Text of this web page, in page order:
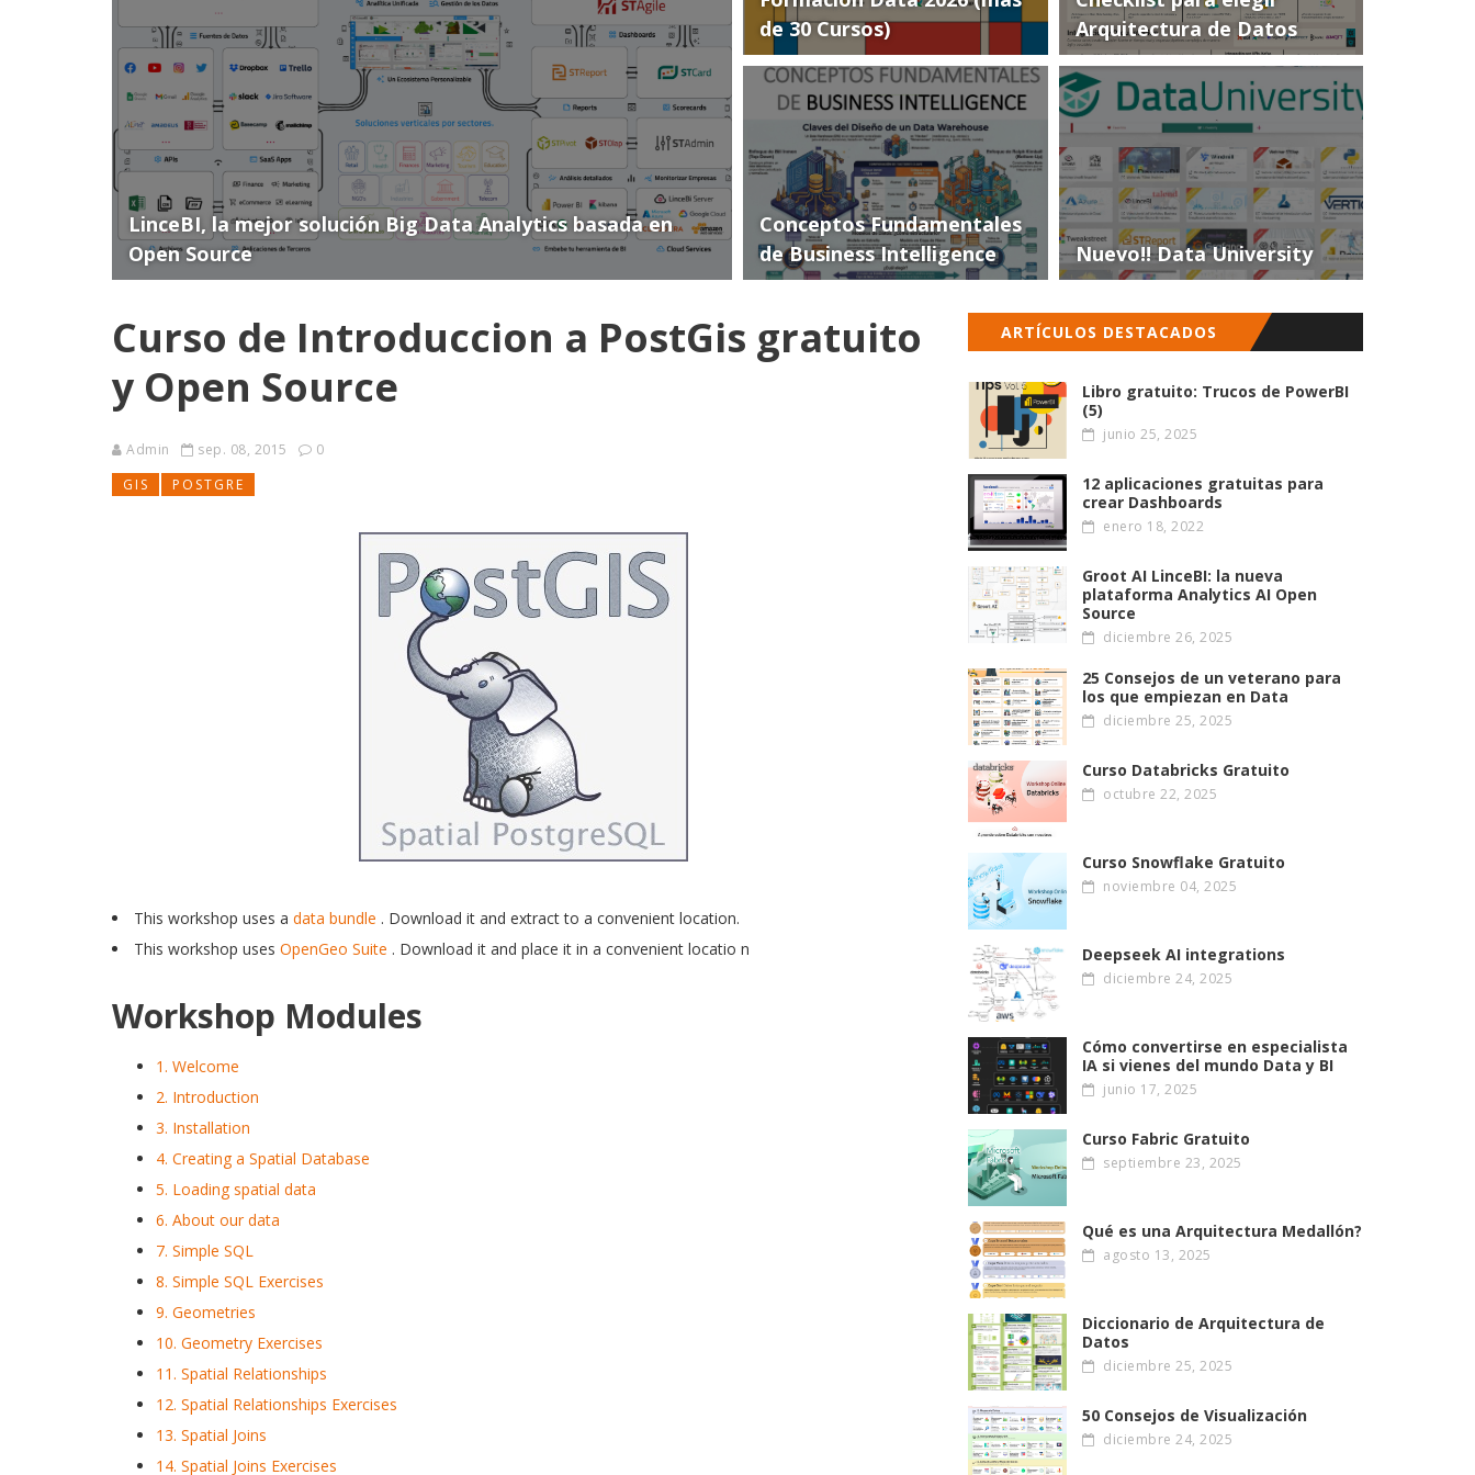
LinceBI, la mejor solución Big Data Analytics basada en
Open Source
de 30 Cursos)
Arquitectura de Datos
Conceptos Fundamentales
de Business Intelligence
Nuevo!! Data University
Curso de Introduccion a PostGis gratuito
y Open Source
Admin sep. 08, 2015
0
GIS
POSTGRE
This workshop uses a data bundle . Download it and extract to a convenient location.
This workshop uses OpenGeo Suite . Download it and place it in a convenient locatio n
Workshop Modules
1. Welcome
2. Introduction
3. Installation
4. Creating a Spatial Database
5. Loading spatial data
6. About our data
7. Simple SQL
8. Simple SQL Exercises
9. Geometries
10. Geometry Exercises
11. Spatial Relationships
12. Spatial Relationships Exercises
13. Spatial Joins
14. Spatial Joins Exercises
ARTÍCULOS DESTACADOS
Libro gratuito: Trucos de PowerBI
(5)
junio 25, 2025
12 aplicaciones gratuitas para
crear Dashboards
enero 18, 2022
Groot AI LinceBI: la nueva
plataforma Analytics AI Open
Source
diciembre 26, 2025
25 Consejos de un veterano para
los que empiezan en Data
diciembre 25, 2025
Curso Databricks Gratuito
octubre 22, 2025
Curso Snowflake Gratuito
noviembre 04, 2025
Deepseek AI integrations
diciembre 24, 2025
Cómo convertirse en especialista
IA si vienes del mundo Data y BI
junio 17, 2025
Curso Fabric Gratuito
septiembre 23, 2025
Qué es una Arquitectura Medallón?
agosto 13, 2025
Diccionario de Arquitectura de
Datos
diciembre 25, 2025
50 Consejos de Visualización
diciembre 24, 2025